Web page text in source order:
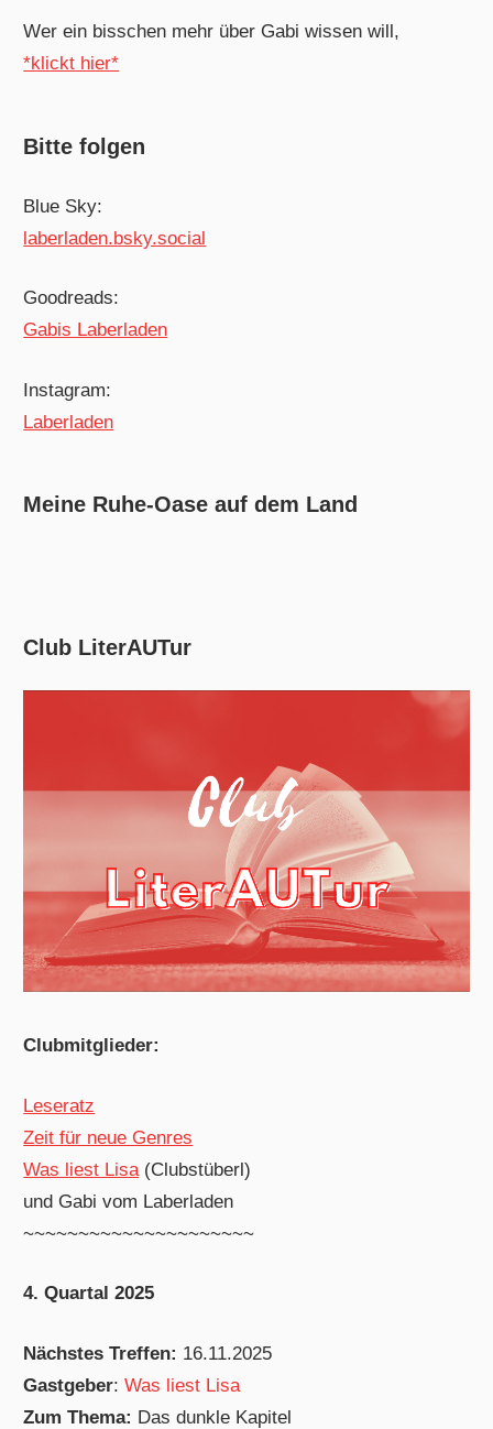
Wer ein bisschen mehr über Gabi wissen will,
*klickt hier*
Bitte folgen
Blue Sky:
laberladen.bsky.social
Goodreads:
Gabis Laberladen
Instagram:
Laberladen
Meine Ruhe-Oase auf dem Land
Club LiterAUTur
Clubmitglieder:
Leseratz
Zeit für neue Genres
Was liest Lisa(Clubstüberl)
und Gabi vom Laberladen
~~~~~~~~~~~~~~~~~~~~~
4. Quartal 2025
Nächstes Treffen: 16.11.2025
Gastgeber:Was liest Lisa
Zum Thema: Das dunkle Kapitel